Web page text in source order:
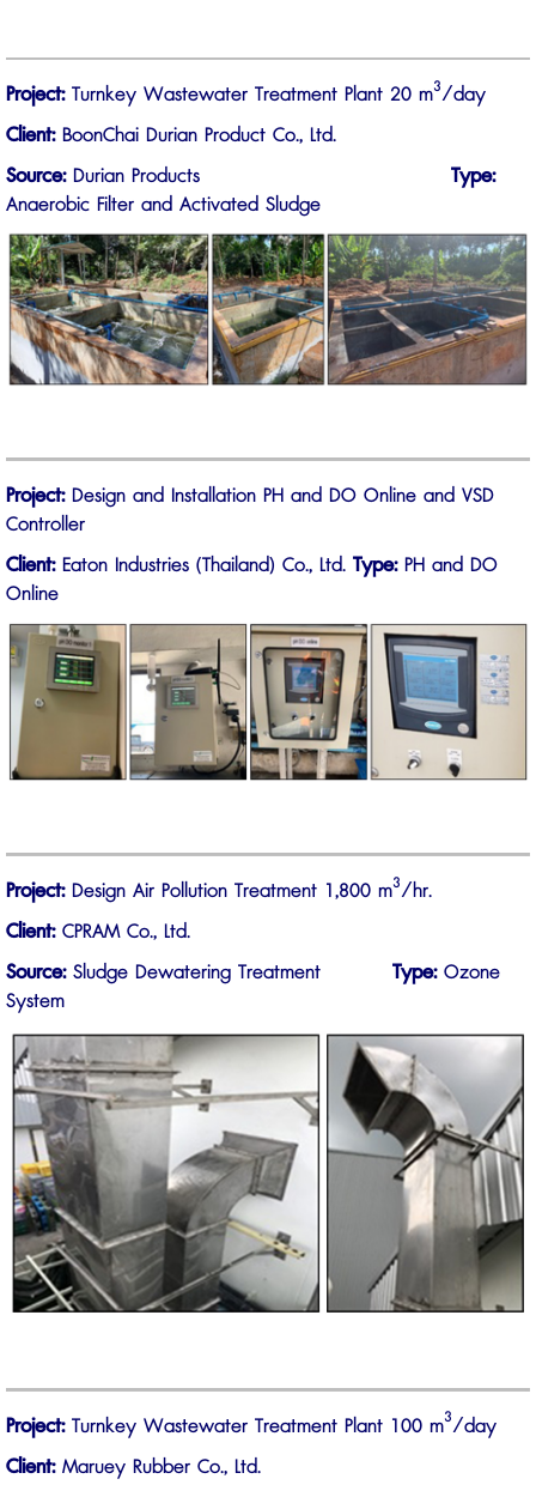
Project:Turnkey Wastewater Treatment Plant 20 m3/day
Client: BoonChai Durian Product Co., Ltd.
Source: Durian Products Type:
Anaerobic Filter and Activated Sludge
Project: Design and Installation PH and DO Online and VSD
Controller
Client: Eaton Industries (Thailand) Co., Ltd.Type:PH and DO
Online
Project:Design Air Pollution Treatment 1,800 m3/hr.
Client: CPRAM Co., Ltd.
Source: Sludge Dewatering Treatment Type:Ozone
System
Project: Turnkey Wastewater Treatment Plant 100 m3/day
Client: Maruey Rubber Co., Ltd.